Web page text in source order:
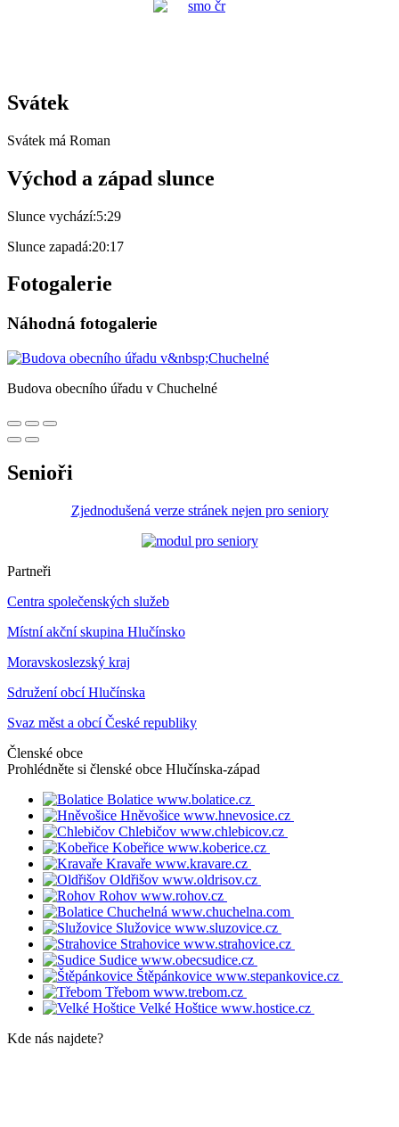
Svátek
Svátek má Roman
Východ a západ slunce
Slunce vychází:5:29
Slunce zapadá:20:17
Fotogalerie
Náhodná fotogalerie
Budova obecního úřadu v Chuchelné
Senioři
Zjednodušená verze stránek nejen pro seniory
Partneři
Centra společenských služeb
Místní akční skupina Hlučínsko
Moravskoslezský kraj
Sdružení obcí Hlučínska
Svaz měst a obcí České republiky
Členské obce
Prohlédněte si členské obce Hlučínska-západ
Bolatice www.bolatice.cz
Hněvošice www.hnevosice.cz
Chlebičov www.chlebicov.cz
Kobeřice www.koberice.cz
Kravaře www.kravare.cz
Oldřišov www.oldrisov.cz
Rohov www.rohov.cz
Chuchelná www.chuchelna.com
Služovice www.sluzovice.cz
Strahovice www.strahovice.cz
Sudice www.obecsudice.cz
Štěpánkovice www.stepankovice.cz
Třebom www.trebom.cz
Velké Hoštice www.hostice.cz
Kde nás najdete?